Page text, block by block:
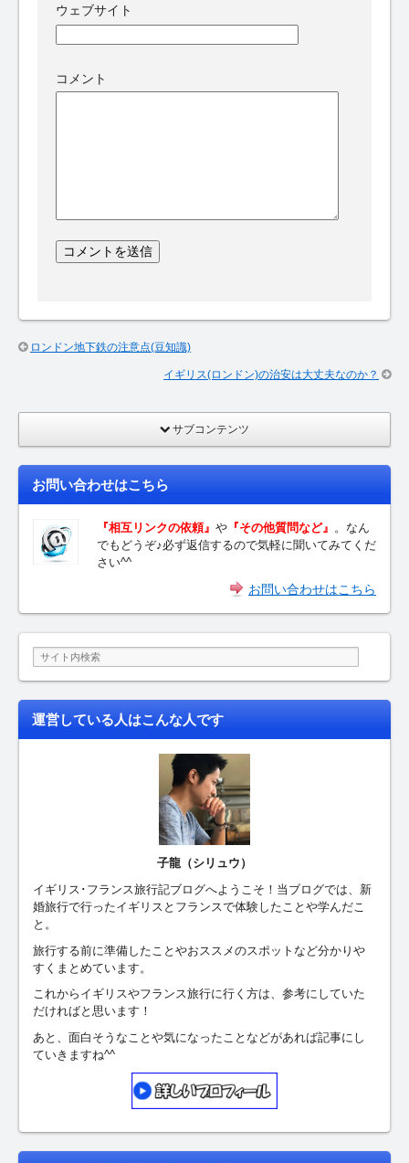
ウェブサイト
コメント
ロンドン地下鉄の注意点(豆知識)
イギリス(ロンドン)の治安は大丈夫なのか？
サブコンテンツ
お問い合わせはこちら
『相互リンクの依頼』 や 『その他質問など』 。なん
でもどうぞ♪必ず返信するので気軽に聞いてみてくだ
さい^^
お問い合わせはこちら
運営している人はこんな人です
子龍（シリュウ）
イギリス･フランス旅行記ブログへようこそ！当ブログでは、新
婚旅行で行ったイギリスとフランスで体験したことや学んだこ
と。
旅行する前に準備したことやおススメのスポットなど分かりや
すくまとめています。
これからイギリスやフランス旅行に行く方は、参考にしていた
だければと思います！
あと、面白そうなことや気になったことなどがあれば記事にし
ていきますね^^